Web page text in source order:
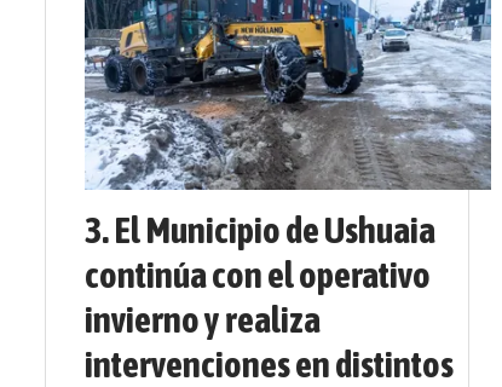
El Municipio de Ushuaia
continúa con el operativo
invierno y realiza
intervenciones en distintos